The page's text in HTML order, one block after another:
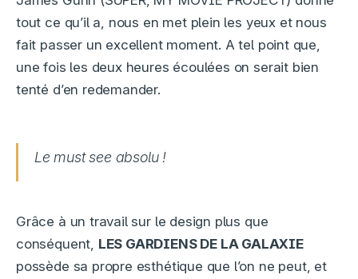
tout ce qu’il a, nous en met plein les yeux et nous
fait passer un excellent moment. A tel point que,
une fois les deux heures écoulées on serait bien
tenté d’en redemander.
Le must see absolu !
Grâce à un travail sur le design plus que
conséquent, LES GARDIENS DE LA GALAXIE
possède sa propre esthétique que l’on ne peut, et